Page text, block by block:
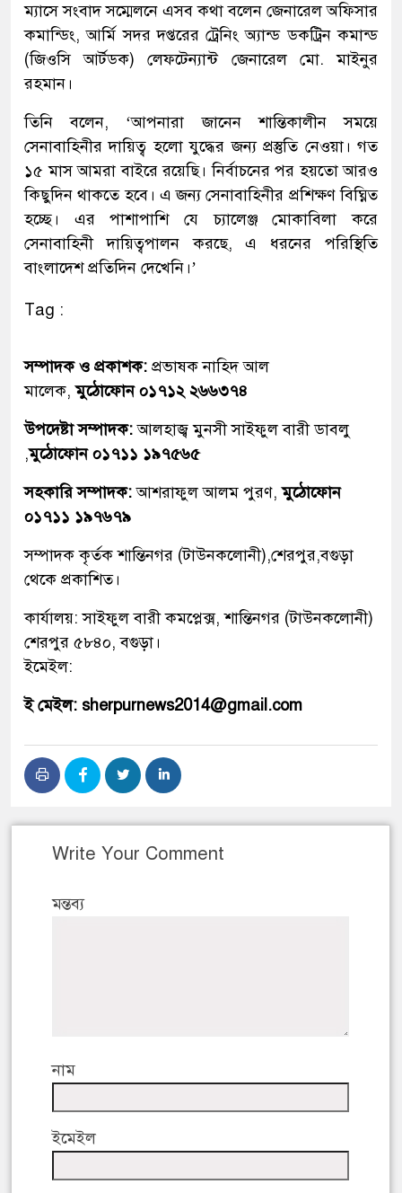
ম্যাসে সংবাদ সম্মেলনে এসব কথা বলেন জেনারেল অফিসার
কমান্ডিং, আর্মি সদর দপ্তরের ট্রেনিং অ্যান্ড ডকট্রিন কমান্ড
(জিওসি আর্টডক) লেফটেন্যান্ট জেনারেল মো. মাইনুর
রহমান।
তিনি বলেন, ‘আপনারা জানেন শান্তিকালীন সময়ে
সেনাবাহিনীর দায়িত্ব হলো যুদ্ধের জন্য প্রস্তুতি নেওয়া। গত
১৫ মাস আমরা বাইরে রয়েছি। নির্বাচনের পর হয়তো আরও
কিছুদিন থাকতে হবে। এ জন্য সেনাবাহিনীর প্রশিক্ষণ বিঘ্নিত
হচ্ছে। এর পাশাপাশি যে চ্যালেঞ্জ মোকাবিলা করে
সেনাবাহিনী দায়িত্বপালন করছে, এ ধরনের পরিস্থিতি
বাংলাদেশ প্রতিদিন দেখেনি।’
Tag :
সম্পাদক ও প্রকাশক: প্রভাষক নাহিদ আল
মালেক,মুঠোফোন ০১৭১২ ২৬৬৩৭৪
উপদেষ্টা সম্পাদক:আলহাজ্ব মুনসী সাইফুল বারী ডাবলু
,মুঠোফোন ০১৭১১ ১৯৭৫৬৫
সহকারি সম্পাদক:আশরাফুল আলম পুরণ,মুঠোফোন
০১৭১১ ১৯৭৬৭৯
সম্পাদক কৃর্তক শান্তিনগর (টাউনকলোনী),শেরপুর,বগুড়া
থেকে প্রকাশিত।
কার্যালয়: সাইফুল বারী কমপ্লেক্স, শান্তিনগর (টাউনকলোনী)
শেরপুর ৫৮৪০, বগুড়া।
ইমেইল:
ই মেইল: sherpurnews2014@gmail.com
Write Your Comment
মন্তব্য
নাম
ইমেইল